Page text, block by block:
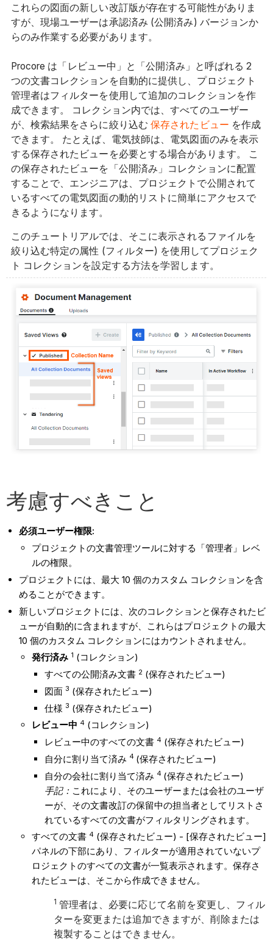
これらの図面の新しい改訂版が存在する可能性がありま
すが、現場ユーザーは承認済み (公開済み) バージョンか
らのみ作業する必要があります。
Procore は「レビュー中」と「公開済み」と呼ばれる 2
つの文書コレクションを自動的に提供し、プロジェクト
管理者はフィルターを使用して追加のコレクションを作
成できます。 コレクション内では、すべてのユーザー
が、検索結果をさらに絞り込む保存されたビュー を作成
できます。 たとえば、電気技師は、電気図面のみを表示
する保存されたビューを必要とする場合があります。 こ
の保存されたビューを「公開済み」コレクションに配置
することで、エンジニアは、プロジェクトで公開されて
いるすべての電気図面の動的リストに簡単にアクセスで
きるようになります。
このチュートリアルでは、そこに表示されるファイルを
絞り込む特定の属性 (フィルター) を使用してプロジェク
ト コレクションを設定する方法を学習します。
考慮すべきこと
必須ユーザー権限:
プロジェクトの文書管理ツールに対する「管理者」レベ
ルの権限。
プロジェクトには、最大 10 個のカスタム コレクションを含
めることができます。
新しいプロジェクトには、次のコレクションと保存されたビ
ューが自動的に含まれますが、これらはプロジェクトの最大
10 個のカスタム コレクションにはカウントされません。
発行済み 1 (コレクション)
すべての公開済み文書 2 (保存されたビュー)
図面 3 (保存されたビュー)
仕様 3 (保存されたビュー)
レビュー中 4 (コレクション)
レビュー中のすべての文書 4 (保存されたビュー)
自分に割り当て済み 4 (保存されたビュー)
自分の会社に割り当て済み 4 (保存されたビュー)
手記： これにより、そのユーザーまたは会社のユーザ
ーが、その文書改訂の保留中の担当者としてリストさ
れているすべての文書がフィルタリングされます。
すべての文書 4 (保存されたビュー) - [保存されたビュー]
パネルの下部にあり、フィルターが適用されていないプ
ロジェクトのすべての文書が一覧表示されます。保存さ
れたビューは、そこから作成できません。
1 管理者は、必要に応じて名前を変更し、フィル
ターを変更または追加できますが、削除または
複製することはできません。